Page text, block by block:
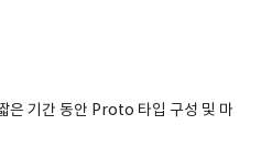
기간 동안 Proto 타입 구성 및 마